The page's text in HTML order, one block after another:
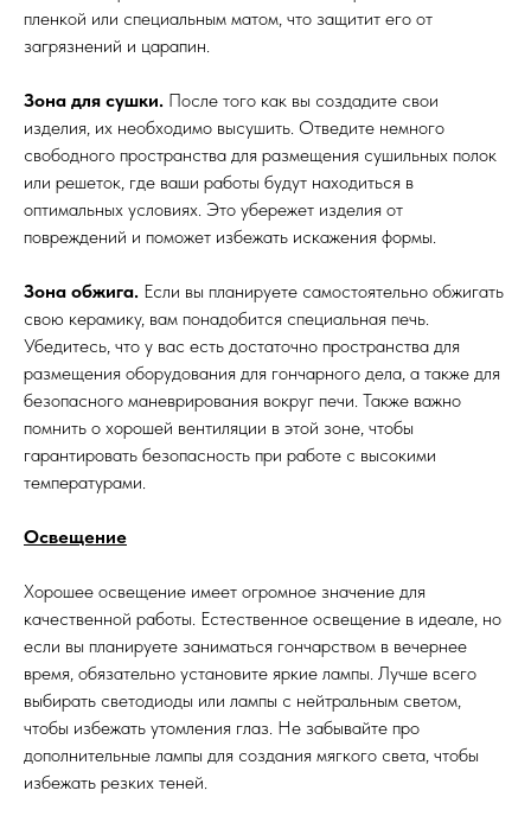
пленкой или специальным матом, что защитит его от
загрязнений и царапин.
Зона для сушки. После того как вы создадите свои
изделия, их необходимо высушить. Отведите немного
свободного пространства для размещения сушильных полок
или решеток, где ваши работы будут находиться в
оптимальных условиях. Это убережет изделия от
повреждений и поможет избежать искажения формы.
Зона обжига. Если вы планируете самостоятельно обжигать
свою керамику, вам понадобится специальная печь.
Убедитесь, что у вас есть достаточно пространства для
размещения оборудования для гончарного дела, а также для
безопасного маневрирования вокруг печи. Также важно
помнить о хорошей вентиляции в этой зоне, чтобы
гарантировать безопасность при работе с высокими
температурами.
Освещение
Хорошее освещение имеет огромное значение для
качественной работы. Естественное освещение в идеале, но
если вы планируете заниматься гончарством в вечернее
время, обязательно установите яркие лампы. Лучше всего
выбирать светодиоды или лампы с нейтральным светом,
чтобы избежать утомления глаз. Не забывайте про
дополнительные лампы для создания мягкого света, чтобы
избежать резких теней.